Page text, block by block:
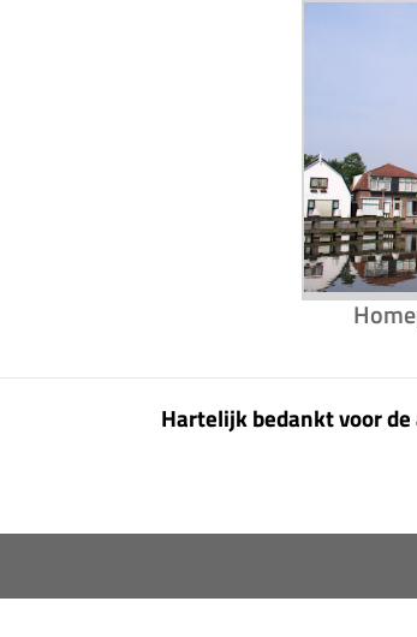
Hartelijk bedankt voor